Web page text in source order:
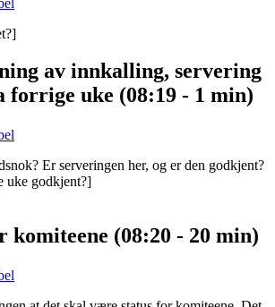
av innkalling, servering
forrige uke (08:19 - 1 min)
Er serveringen her, og er den godkjent?
uke godkjent?]
komiteene (08:20 - 20 min)